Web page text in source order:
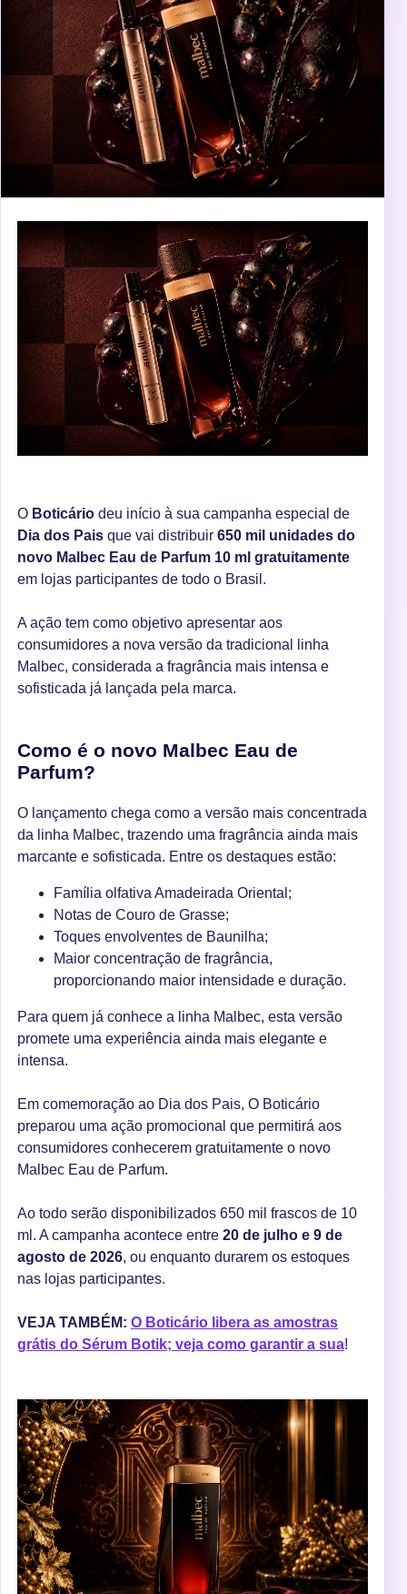
O Boticário deu início à sua campanha especial de
Dia dos Pais que vai distribuir 650 mil unidades do
novo Malbec Eau de Parfum 10 ml gratuitamente
em lojas participantes de todo o Brasil.
A ação tem como objetivo apresentar aos
consumidores a nova versão da tradicional linha
Malbec, considerada a fragrância mais intensa e
sofisticada já lançada pela marca.
Como é o novo Malbec Eau de
Parfum?
O lançamento chega como a versão mais concentrada
da linha Malbec, trazendo uma fragrância ainda mais
marcante e sofisticada. Entre os destaques estão:
Família olfativa Amadeirada Oriental;
Notas de Couro de Grasse;
Toques envolventes de Baunilha;
Maior concentração de fragrância,
proporcionando maior intensidade e duração.
Para quem já conhece a linha Malbec, esta versão
promete uma experiência ainda mais elegante e
intensa.
Em comemoração ao Dia dos Pais, O Boticário
preparou uma ação promocional que permitirá aos
consumidores conhecerem gratuitamente o novo
Malbec Eau de Parfum.
Ao todo serão disponibilizados 650 mil frascos de 10
ml. A campanha acontece entre 20 de julho e 9 de
agosto de 2026, ou enquanto durarem os estoques
nas lojas participantes.
VEJA TAMBÉM: O Boticário libera as amostras
grátis do Sérum Botik; veja como garantir a sua!